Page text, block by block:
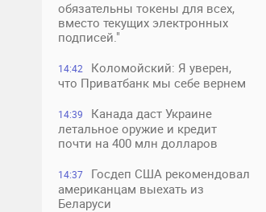
обязательны токены для всех,
вместо текущих электронных
подписей."
14:42
Коломойский: Я уверен,
что Приватбанк мы себе вернем
14:39
Канада даст Украине
летальное оружие и кредит
почти на 400 млн долларов
14:37
Госдеп США рекомендовал
американцам выехать из
Беларуси